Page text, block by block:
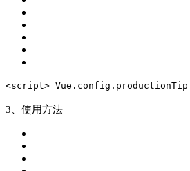
<script>
3、使用方法